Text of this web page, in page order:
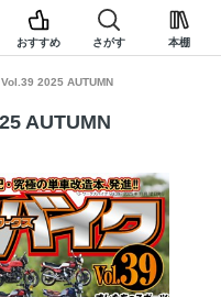
おすすめ さがす 本棚
2025 AUTUMN
AUTUMN